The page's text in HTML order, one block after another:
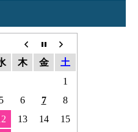
木 金
土
1
5 6 7
8
13 14
15